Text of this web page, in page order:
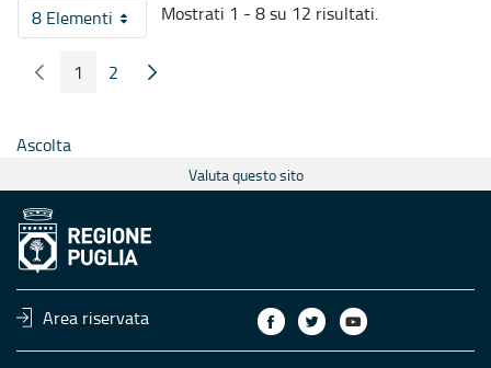
8 ElementiPer pagina
Mostrati 1 - 8 su 12 risultati.
Pagina Precedente
Pagina
1 Pagina
2 Pagina Seguente
Ascolta
Valuta questo sito
Area riservata